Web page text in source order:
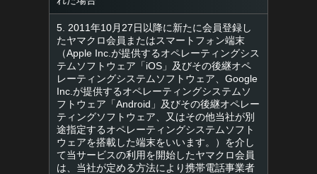
5. 2011年10月27日以降に新たに会員登録し
たヤマクロ会員またはスマートフォン端末
（Apple Inc.が提供するオペレーティングシス
テムソフトウェア「iOS」及びその後継オペ
レーティングシステムソフトウェア、Google
Inc.が提供するオペレーティングシステムソ
フトウェア「Android」及びその後継オペレー
ティングソフトウェア、又はその他当社が別
途指定するオペレーティングシステムソフト
ウェアを搭載した端末をいいます。）を介し
て当サービスの利用を開始したヤマクロ会員
は、当社が定める方法により携帯電話事業者